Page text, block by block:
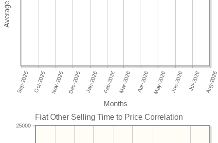
Months
Fiat Other Selling Time to Price Correlation
25000